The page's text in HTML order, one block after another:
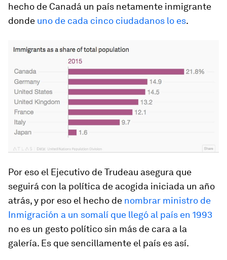
hecho de Canadá un país netamente inmigrante
donde uno de cada cinco ciudadanos lo es.
Por eso el Ejecutivo de Trudeau asegura que
seguirá con la política de acogida iniciada un año
atrás, y por eso el hecho de nombrar ministro de
Inmigración a un somalí que llegó al país en 1993
no es un gesto político sin más de cara a la
galería. Es que sencillamente el país es así.